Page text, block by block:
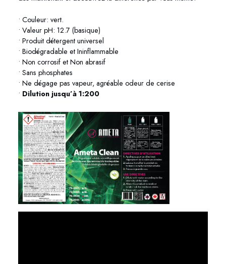
• Couleur: vert.
• Valeur pH: 12.7 (basique)
• Produit détergent universel
• Biodégradable et Ininflammable
• Non corrosif et Non abrasif
• Sans phosphates
• Ne dégage pas vapeur, agréable odeur de cerise
• Dilution jusqu’à 1:200